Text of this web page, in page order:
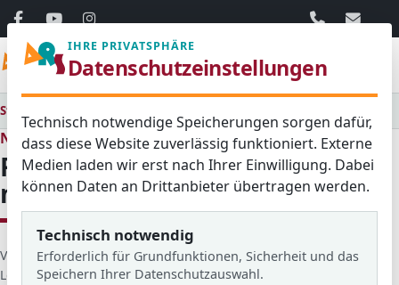
06103 / 30
Startseite
Neues aus dem Schulleben
Fahrt nach Polen - Austausch
mit Kodrab
D
e
Veröffentlicht von: MathisErstellt am: 30. September 2018
Letzte Aktualisierung: 18. März 2026Zugriffe: 1602
IHRE PRIVATSPHÄRE
Datenschutzeinstellungen
Technisch notwendige Speicherungen sorgen dafür,
dass diese Website zuverlässig funktioniert. Externe
Medien laden wir erst nach Ihrer Einwilligung. Dabei
können Daten an Drittanbieter übertragen werden.
Technisch notwendig
Erforderlich für Grundfunktionen, Sicherheit und das
Speichern Ihrer Datenschutzauswahl.